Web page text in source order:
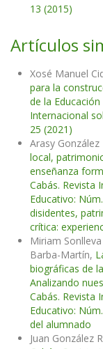
13 (2015)
Artículos
Xosé Manuel
para la
de la
Internacional
25 (2021)
Arasy
local,
enseñanza
Cabás. Revista
Educativo:
disidentes,
crítica:
Miriam
Barba-Martín,
biográficas de
Analizando
Cabás. Revista
Educativo:
del alumnado
Juan González